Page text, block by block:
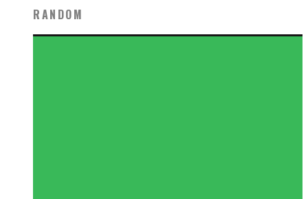
RANDOM